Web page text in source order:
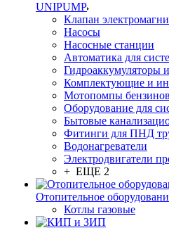
UNIPUMP
Клапан
Насосы
Насосные станции
Автоматика для
Гидроаккумуляторы
Комплектующие и
Мотопомпы
Оборудование для
Бытовые
Фитинги для ПНД
Водонагреватели
Электродвигатели
+ ЕЩЕ 2
Отопительное
Котлы газовые